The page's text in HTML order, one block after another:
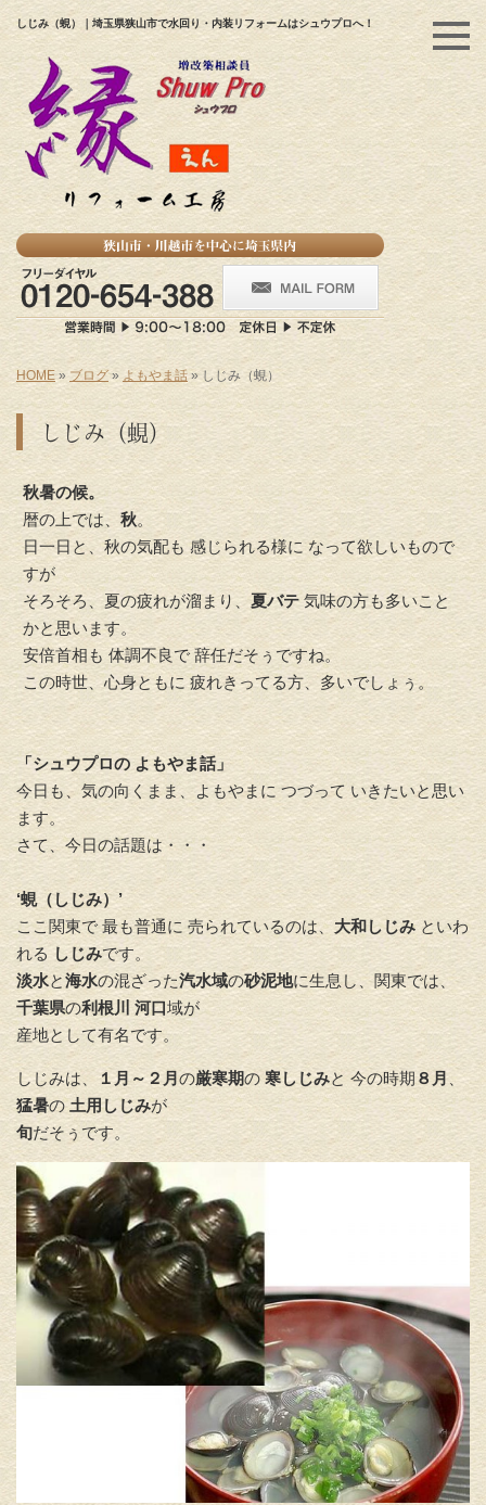
しじみ（蜆）｜埼玉県狭山市で水回り・内装リフォームはシュウプロへ！
HOME » ブログ» よもやま話 » しじみ（蜆）
しじみ（蜆）
秋暑の候。
暦の上では、 秋。
日一日と、秋の気配も 感じられる様に なって欲しいもので
すが
そろそろ、夏の疲れが溜まり、夏バテ 気味の方も多いこと
かと思います。
安倍首相も 体調不良で 辞任だそぅですね。
この時世、心身ともに 疲れきってる方、多いでしょぅ。
「シュウプロの よもやま話」
今日も、気の向くまま、よもやまに つづって いきたいと思い
ます。
さて、今日の話題は・・・
‘蜆（しじみ）’
ここ関東で 最も普通に 売られているのは、 大和しじみ といわ
れる しじみです。
淡水と海水の混ざった汽水域の砂泥地に生息し、関東では、
千葉県の利根川 河口域が
産地として有名です。
しじみは、 １月～２月 の厳寒期の 寒しじみと 今の時期 ８月 、
猛暑の 土用しじみが
旬だそぅです。